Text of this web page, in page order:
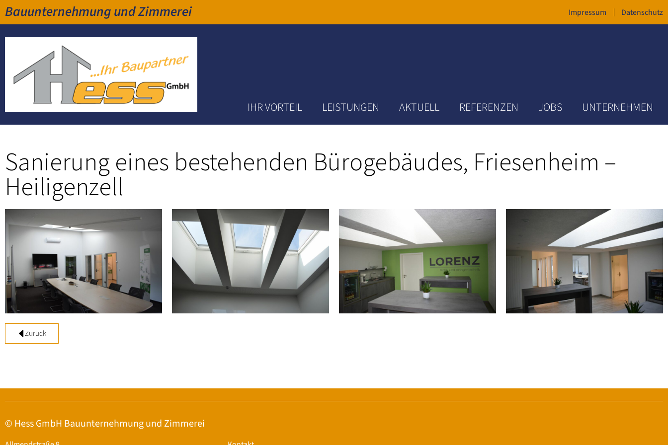
Bauunternehmung und Zimmerei Impressum Datenschutz
IHR VORTEIL LEISTUNGEN AKTUELL REFERENZEN JOBS UNTERNEHMEN
Sanierung eines bestehenden Bürogebäudes, Friesenheim –
Heiligenzell
Zurück
© Hess GmbH Bauunternehmung und Zimmerei